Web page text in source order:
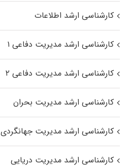
کارشناسی ارشد اطلاعات
کارشناسی ارشد مدیریت دفاعی ۱
کارشناسی ارشد مدیریت دفاعی ۲
کارشناسی ارشد مدیریت بحران
کارشناسی ارشد مدیریت جهانگردی
کارشناسی ارشد مدیریت دریایی